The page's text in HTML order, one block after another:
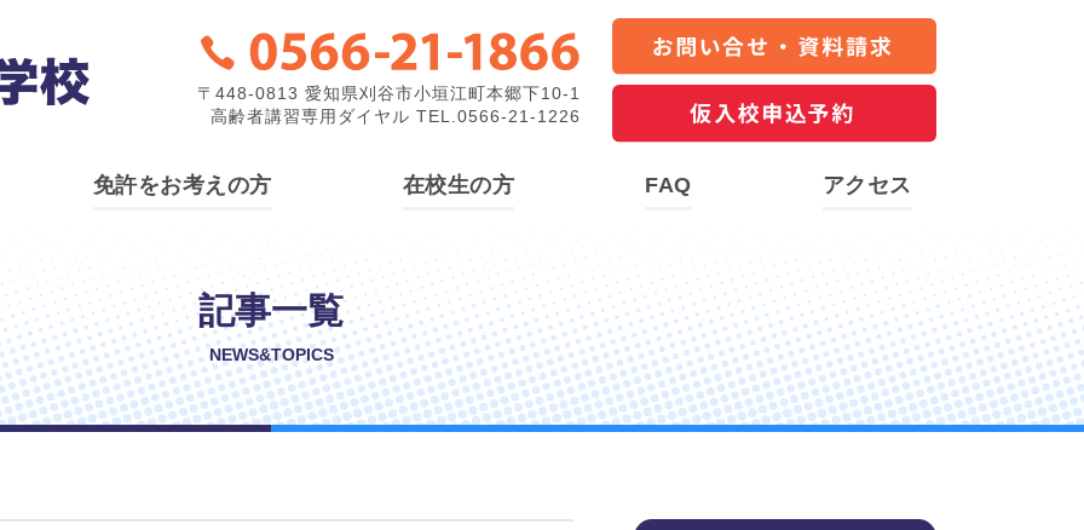
〒448-0813 愛知県刈谷市小垣江町本郷下10-1
高齢者講習専用ダイヤル TEL.0566-21-1226
免許をお考えの方 在校生の方 FAQ アクセス
記事一覧
NEWS&TOPICS